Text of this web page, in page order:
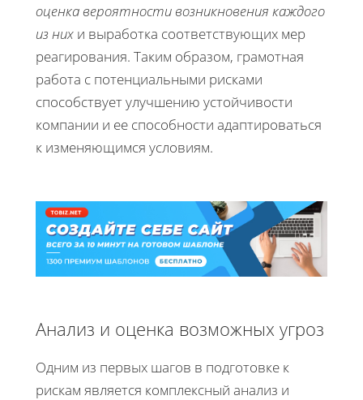
оценка вероятности возникновения каждого
из них и выработка соответствующих мер
реагирования. Таким образом, грамотная
работа с потенциальными рисками
способствует улучшению устойчивости
компании и ее способности адаптироваться
к изменяющимся условиям.
Анализ и оценка возможных угроз
Одним из первых шагов в подготовке к
рискам является комплексный анализ и